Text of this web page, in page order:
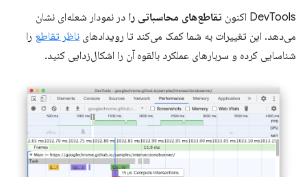
DevTools اکنون تقاطع‌های محاسباتی را در نمودار شعله‌ای نشان
می‌دهد. این تغییرات به شما کمک می‌کند تا رویدادهای ناظر تقاطع را
شناسایی کرده و سربارهای عملکرد بالقوه آن را اشکال‌زدایی کنید.